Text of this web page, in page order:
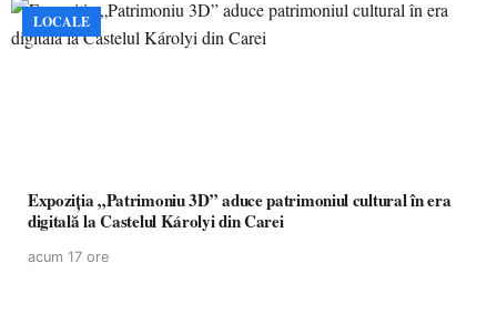
LOCALE
Expoziția „Patrimoniu 3D” aduce patrimoniul cultural în era
digitală la Castelul Károlyi din Carei
acum 17 ore